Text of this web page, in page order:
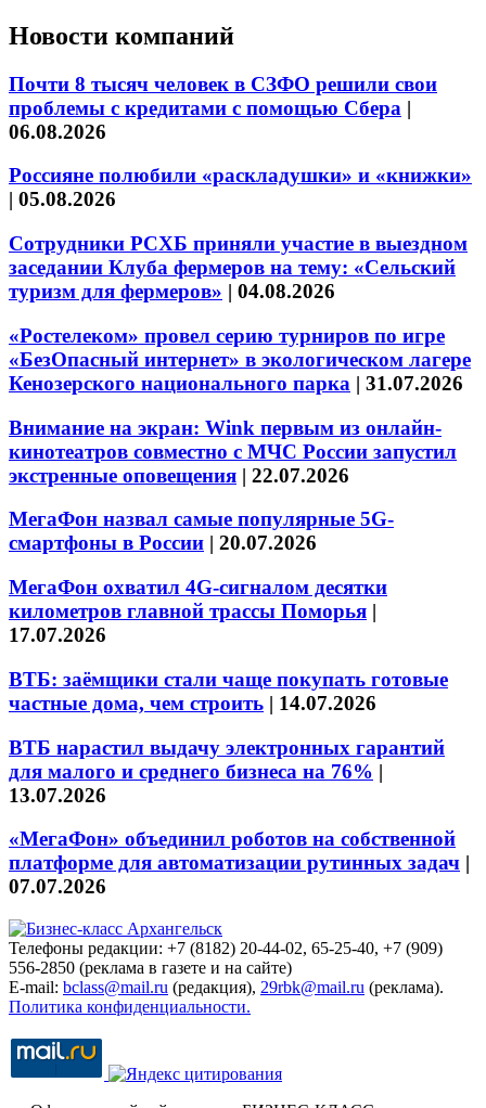
Новости компаний
Почти 8 тысяч человек в СЗФО решили свои
проблемы с кредитами с помощью Сбера |
06.08.2026
Россияне полюбили «раскладушки» и «книжки»
| 05.08.2026
Сотрудники РСХБ приняли участие в выездном
заседании Клуба фермеров на тему: «Сельский
туризм для фермеров» | 04.08.2026
«Ростелеком» провел серию турниров по игре
«БезОпасный интернет» в экологическом лагере
Кенозерского национального парка | 31.07.2026
Внимание на экран: Wink первым из онлайн-
кинотеатров совместно с МЧС России запустил
экстренные оповещения | 22.07.2026
МегаФон назвал самые популярные 5G-
смартфоны в России | 20.07.2026
МегаФон охватил 4G-сигналом десятки
километров главной трассы Поморья |
17.07.2026
ВТБ: заёмщики стали чаще покупать готовые
частные дома, чем строить | 14.07.2026
ВТБ нарастил выдачу электронных гарантий
для малого и среднего бизнеса на 76% |
13.07.2026
«МегаФон» объединил роботов на собственной
платформе для автоматизации рутинных задач |
07.07.2026
Телефоны редакции: +7 (8182) 20-44-02, 65-25-40, +7 (909)
556-2850 (реклама в газете и на сайте)
E-mail: bclass@mail.ru (редакция), 29rbk@mail.ru (реклама).
Политика конфиденциальности.